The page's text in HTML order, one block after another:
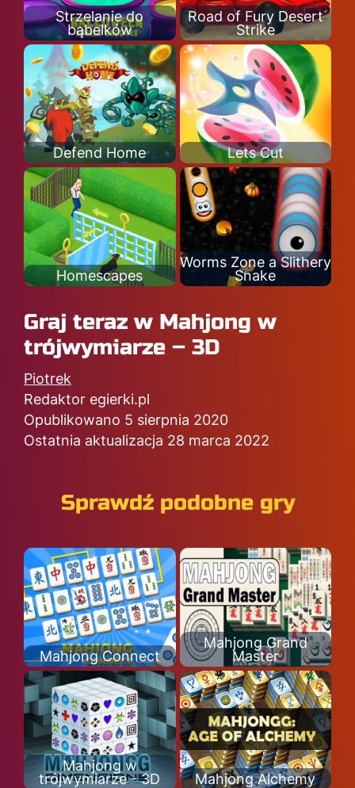
Strzelanie do
bąbelków
Road of Fury Desert
Strike
Defend Home Lets Cut
Homescapes
Worms Zone a Slithery
Snake
Graj teraz w Mahjong w
trójwymiarze – 3D
Piotrek
Redaktor egierki.pl
Opublikowano 5 sierpnia 2020
Ostatnia aktualizacja 28 marca 2022
Sprawdź podobne gry
Mahjong Connect
Mahjong Grand
Master
Mahjong w
trójwymiarze - 3D
Mahjong Alchemy